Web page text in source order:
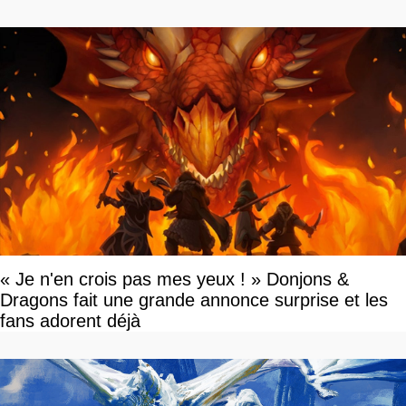
« Je n'en crois pas mes yeux ! » Donjons &
Dragons fait une grande annonce surprise et les
fans adorent déjà